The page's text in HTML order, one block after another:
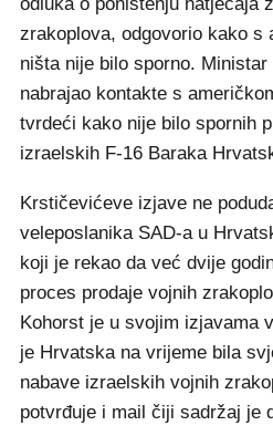
odluka o poništenju natječaja
zrakoplova, odgovorio kako s
ništa nije bilo sporno. Ministar
nabrajao kontakte s
tvrdeći kako nije bilo spornih
izraelskih F-16 Baraka
Krstičevićeve izjave ne
veleposlanika SAD-a u
koji je rekao da već dvije
proces prodaje vojnih
Kohorst je u svojim izjavama
je Hrvatska na vrijeme bila
nabave izraelskih vojnih
potvrđuje i mail čiji sadržaj je